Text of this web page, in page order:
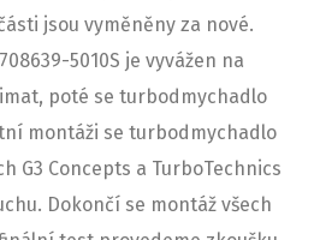
jsou vyměněny za nové.
708639-5010S je vyvážen na
poté se turbodmychadlo
montáži se turbodmychadlo
G3 Concepts a TurboTechnics
Dokončí se montáž všech